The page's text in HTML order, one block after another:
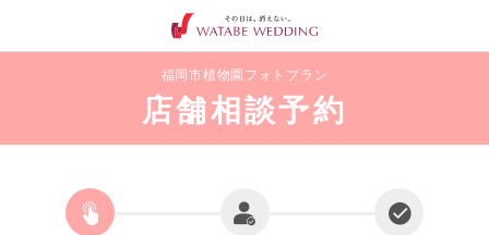
福岡市植物園フォトプラン
店舗相談予約